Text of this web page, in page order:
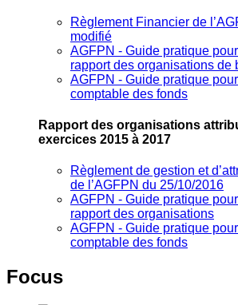
Règlement Financier de
modifié
AGFPN ‐ Guide pratique
rapport des organisations de
AGFPN ‐ Guide pratique
comptable des fonds
Rapport des organisations
exercices 2015 à 2017
Règlement de gestion et
de l’AGFPN du 25/10/2016
AGFPN ‐ Guide pratique
rapport des organisations
AGFPN ‐ Guide pratique
comptable des fonds
Focus